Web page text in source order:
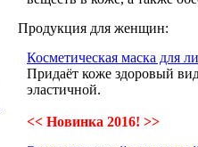
Продукция для женщин:
Косметическая маска для
Придаёт коже здоровый
эластичной.
<< Новинка 2016! >>